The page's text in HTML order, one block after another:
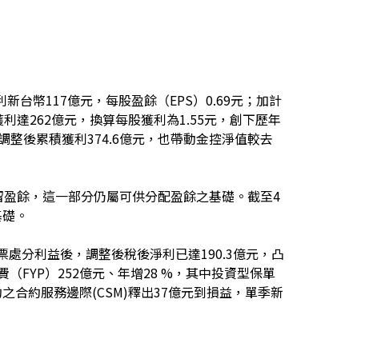
台幣117億元，每股盈餘（EPS）0.69元；加計
達262億元，換算每股獲利為1.55元，創下歷年
整後累積獲利374.6億元，也帶動金控淨值較去
餘，這一部分仍屬可供分配盈餘之基礎。截至4
。
分利益後，調整後稅後淨利已達190.3億元，凸
FYP）252億元、年增28 %，其中投資型保單
合約服務邊際(CSM)釋出37億元到損益，單季新